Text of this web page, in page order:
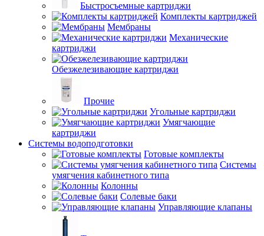
Быстросъемные картриджи
Комплекты картриджей
Мембраны
Механические
картриджи
Обезжелезивающие картриджи
Прочие
Угольные картриджи
Умягчающие
картриджи
Системы водоподготовки
Готовые комплекты
Системы
умягчения кабинетного типа
Колонны
Солевые баки
Управляющие клапаны